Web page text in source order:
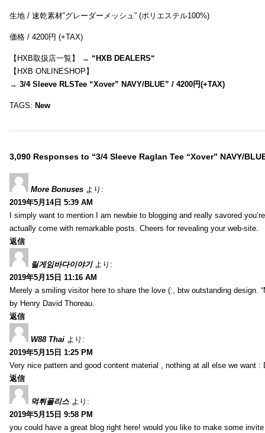
生地 / 速乾素材”グレーダーメッシュ” (ポリエステル100%)
価格 / 4200円 (+TAX)
【HXB取扱店一覧】 → “HXB DEALERS“
【HXB ONLINESHOP】
→ 3/4 Sleeve RLSTee “Xover” NAVY/BLUE” / 4200円(+TAX)
TAGS: New
3,090 Responses to “3/4 Sleeve Raglan Tee “Xover” NAVY/
More Bonuses より:
2019年5月14日 5:39 AM
I simply want to mention I am newbie to blogging and really savored
actually come with remarkable posts. Cheers for revealing your web-site.
返信
릴게임바다이야기 より:
2019年5月15日 11:16 AM
Merely a smiling visitor here to share the love (:, btw outstanding
by Henry David Thoreau.
返信
W88 Thai より:
2019年5月15日 1:25 PM
Very nice pattern and good content material , nothing at all else we want :
返信
먹튀폴리스 より:
2019年5月15日 9:58 PM
you could have a great blog right here! would you like to make some